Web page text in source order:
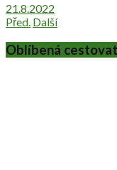
21.8.2022
Před. Další
Oblíbená